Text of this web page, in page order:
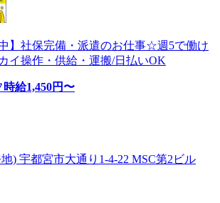
中】社保完備・派遣のお仕事☆週5で働け
イ操作・供給・運搬/日払いOK
時給1,450円〜
) 宇都宮市大通り1-4-22 MSC第2ビル